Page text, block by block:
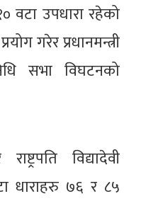
वटा उपधारा रहेको
गरेर प्रधानमन्त्री
सभा विघटनको
विद्यादेवी
धाराहरु ७६ र ८५